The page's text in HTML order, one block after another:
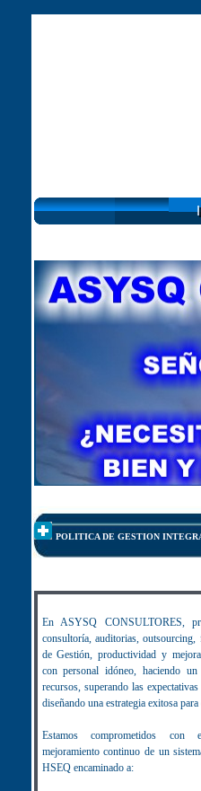
POLITICA DE GESTION
En ASYSQ CONSULTORES,
consultoría, auditorias, outsourcing,
de Gestión, productividad y
con personal idóneo, haciendo
recursos, superando las
diseñando una estrategia exitosa
Estamos comprometidos con
mejoramiento continuo de un
HSEQ encaminado a: